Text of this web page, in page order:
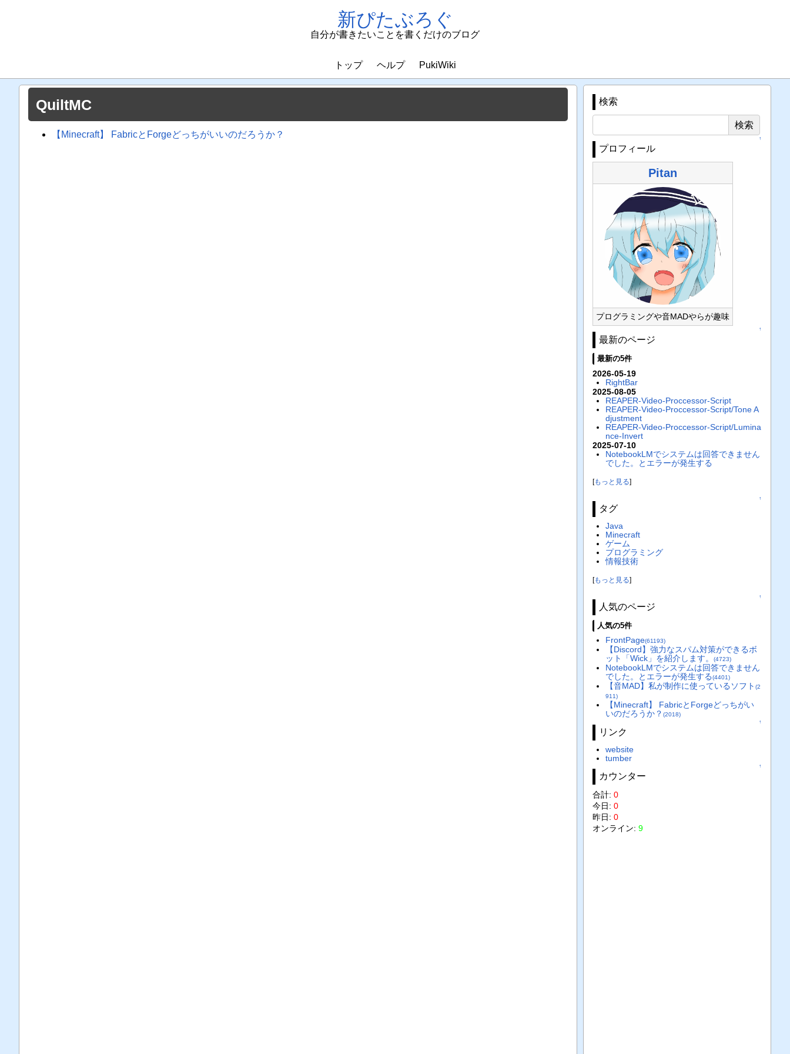
新ぴたぶろぐ
自分が書きたいことを書くだけのブログ
トップ ヘルプ PukiWiki
QuiltMC
【Minecraft】 FabricとForgeどっちがいいのだろうか？
検索
↑
プロフィール
Pitan
プログラミングや音MADやらが趣味
↑
最新のページ
最新の5件
2026-05-19
RightBar
2025-08-05
REAPER-Video-Proccessor-Script
REAPER-Video-Proccessor-Script/Tone A
djustment
REAPER-Video-Proccessor-Script/Lumina
nce-Invert
2025-07-10
NotebookLMでシステムは回答できません
でした。とエラーが発生する
[もっと見る]
↑
タグ
Java
Minecraft
ゲーム
プログラミング
情報技術
[もっと見る]
↑
人気のページ
人気の5件
FrontPage(61193)
【Discord】強力なスパム対策ができるボ
ット「Wick」を紹介します。
(4723)
NotebookLMでシステムは回答できません
でした。とエラーが発生する(4401)
【音MAD】私が制作に使っているソフト (2
911)
【Minecraft】 FabricとForgeどっちがい
いのだろうか？ (2018)
↑
リンク
website
tumber
↑
カウンター
合計: 0
今日: 0
昨日: 0
オンライン: 9